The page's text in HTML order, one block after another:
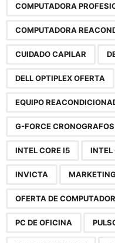
COMPUTADORA
COMPUTADORA
CUIDADO CAPILAR
DELL OPTIPLEX OFERTA
EQUIPO
G-FORCE CRONOGRAFOS
INTEL CORE I5 INTEL
INVICTA
OFERTA DE
PC DE OFICINA